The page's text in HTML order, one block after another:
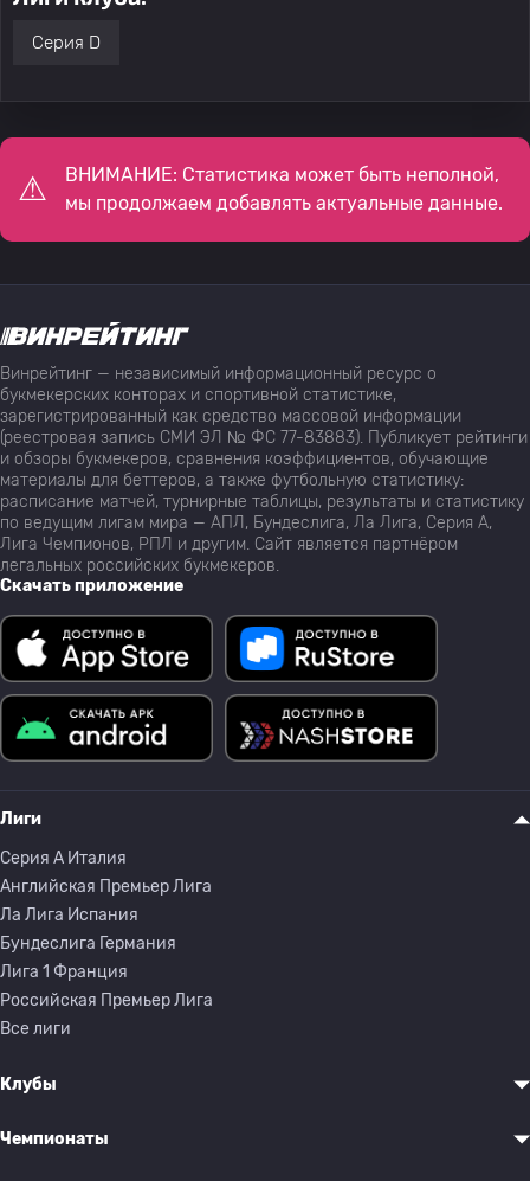
Серия D
ВНИМАНИЕ: Статистика может быть неполной,
мы продолжаем добавлять актуальные данные.
Винрейтинг — независимый информационный ресурс о
букмекерских конторах и спортивной статистике,
зарегистрированный как средство массовой информации
(реестровая запись СМИ ЭЛ № ФС 77-83883). Публикует рейтинги
и обзоры букмекеров, сравнения коэффициентов, обучающие
материалы для беттеров, а также футбольную статистику:
расписание матчей, турнирные таблицы, результаты и статистику
по ведущим лигам мира — АПЛ, Бундеслига, Ла Лига, Серия А,
Лига Чемпионов, РПЛ и другим. Сайт является партнёром
легальных российских букмекеров.
Скачать приложение
Лиги
Серия A Италия
Английская Премьер Лига
Ла Лига Испания
Бундеслига Германия
Лига 1 Франция
Российская Премьер Лига
Все лиги
Клубы
Чемпионаты